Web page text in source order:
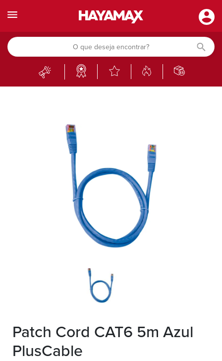
Patch Cord CAT6 5m Azul
PlusCable